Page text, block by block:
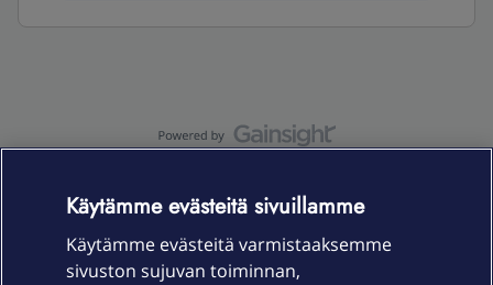
Käytämme evästeitä sivuillamme
Käytämme evästeitä varmistaaksemme
sivuston sujuvan toiminnan,